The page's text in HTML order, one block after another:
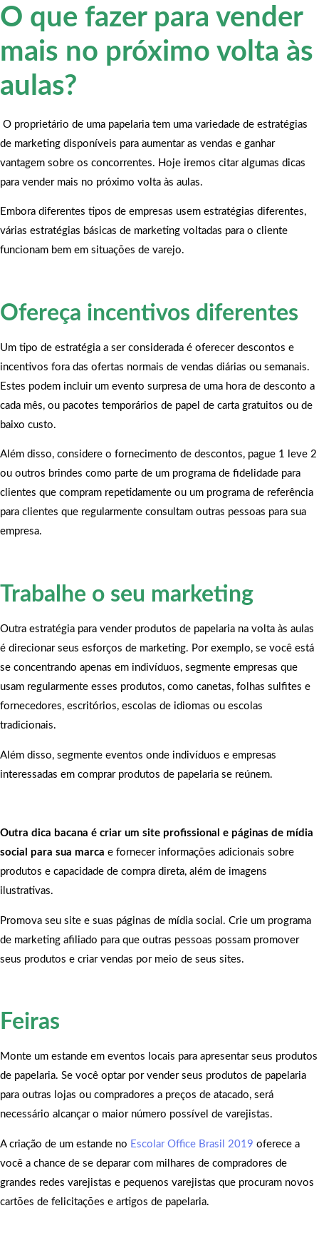
O que fazer para vender
mais no próximo volta às
aulas?
O proprietário de uma papelaria tem uma variedade de estratégias
de marketing disponíveis para aumentar as vendas e ganhar
vantagem sobre os concorrentes. Hoje iremos citar algumas dicas
para vender mais no próximo volta às aulas.
Embora diferentes tipos de empresas usem estratégias diferentes,
várias estratégias básicas de marketing voltadas para o cliente
funcionam bem em situações de varejo.
Ofereça incentivos diferentes
Um tipo de estratégia a ser considerada é oferecer descontos e
incentivos fora das ofertas normais de vendas diárias ou semanais.
Estes podem incluir um evento surpresa de uma hora de desconto a
cada mês, ou pacotes temporários de papel de carta gratuitos ou de
baixo custo.
Além disso, considere o fornecimento de descontos, pague 1 leve 2
ou outros brindes como parte de um programa de fidelidade para
clientes que compram repetidamente ou um programa de referência
para clientes que regularmente consultam outras pessoas para sua
empresa.
Trabalhe o seu marketing
Outra estratégia para vender produtos de papelaria na volta às aulas
é direcionar seus esforços de marketing. Por exemplo, se você está
se concentrando apenas em indivíduos, segmente empresas que
usam regularmente esses produtos, como canetas, folhas sulfites e
fornecedores, escritórios, escolas de idiomas ou escolas
tradicionais.
Além disso, segmente eventos onde indivíduos e empresas
interessadas em comprar produtos de papelaria se reúnem.
Outra dica bacana é criar um site profissional e páginas de mídia
social para sua marca e fornecer informações adicionais sobre
produtos e capacidade de compra direta, além de imagens
ilustrativas.
Promova seu site e suas páginas de mídia social. Crie um programa
de marketing afiliado para que outras pessoas possam promover
seus produtos e criar vendas por meio de seus sites.
Feiras
Monte um estande em eventos locais para apresentar seus produtos
de papelaria. Se você optar por vender seus produtos de papelaria
para outras lojas ou compradores a preços de atacado, será
necessário alcançar o maior número possível de varejistas.
A criação de um estande no Escolar Office Brasil 2019 oferece a
você a chance de se deparar com milhares de compradores de
grandes redes varejistas e pequenos varejistas que procuram novos
cartões de felicitações e artigos de papelaria.